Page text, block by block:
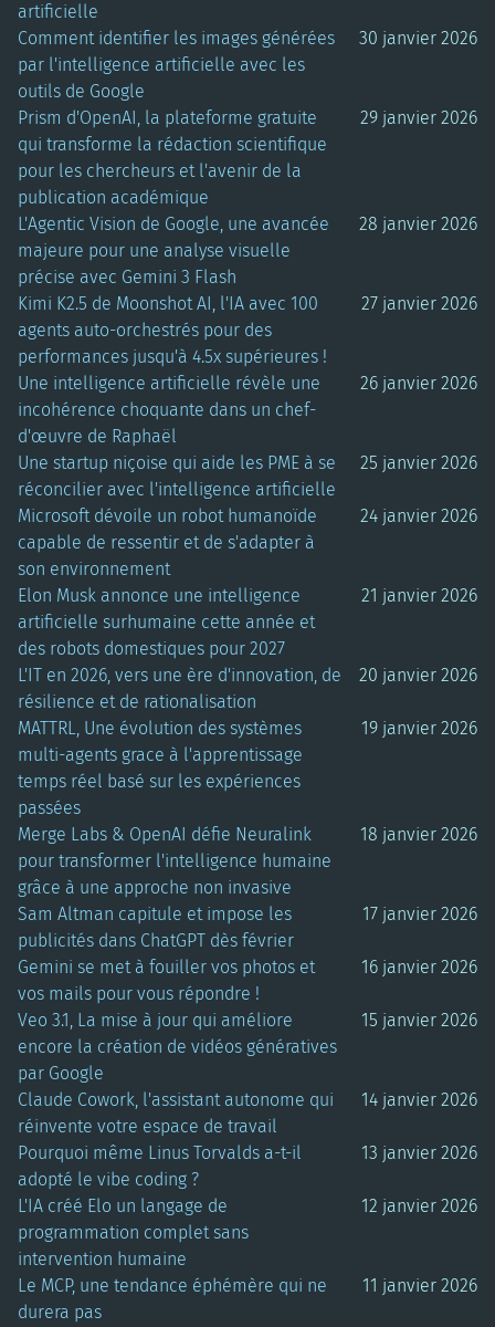
artificielle
Comment identifier les images générées
par l'intelligence artificielle avec les
outils de Google
30 janvier 2026
Prism d'OpenAI, la plateforme gratuite
qui transforme la rédaction scientifique
pour les chercheurs et l'avenir de la
publication académique
29 janvier 2026
L'Agentic Vision de Google, une avancée
majeure pour une analyse visuelle
précise avec Gemini 3 Flash
28 janvier 2026
Kimi K2.5 de Moonshot AI, l'IA avec 100
agents auto-orchestrés pour des
performances jusqu'à 4.5x supérieures !
27 janvier 2026
Une intelligence artificielle révèle une
incohérence choquante dans un chef-
d'œuvre de Raphaël
26 janvier 2026
Une startup niçoise qui aide les PME à se
réconcilier avec l'intelligence artificielle
25 janvier 2026
Microsoft dévoile un robot humanoïde
capable de ressentir et de s'adapter à
son environnement
24 janvier 2026
Elon Musk annonce une intelligence
artificielle surhumaine cette année et
des robots domestiques pour 2027
21 janvier 2026
L'IT en 2026, vers une ère d'innovation, de
résilience et de rationalisation
20 janvier 2026
MATTRL, Une évolution des systèmes
multi-agents grace à l'apprentissage
temps réel basé sur les expériences
passées
19 janvier 2026
Merge Labs & OpenAI défie Neuralink
pour transformer l'intelligence humaine
grâce à une approche non invasive
18 janvier 2026
Sam Altman capitule et impose les
publicités dans ChatGPT dès février
17 janvier 2026
Gemini se met à fouiller vos photos et
vos mails pour vous répondre !
16 janvier 2026
Veo 3.1, La mise à jour qui améliore
encore la création de vidéos génératives
par Google
15 janvier 2026
Claude Cowork, l'assistant autonome qui
réinvente votre espace de travail
14 janvier 2026
Pourquoi même Linus Torvalds a-t-il
adopté le vibe coding ?
13 janvier 2026
L'IA créé Elo un langage de
programmation complet sans
intervention humaine
12 janvier 2026
Le MCP, une tendance éphémère qui ne
durera pas
11 janvier 2026